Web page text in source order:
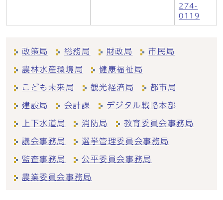
274-
0119
政策局 総務局 財政局 市民局
農林水産環境局 健康福祉局
こども未来局 観光経済局 都市局
建設局 会計課 デジタル戦略本部
上下水道局 消防局 教育委員会事務局
議会事務局 選挙管理委員会事務局
監査事務局 公平委員会事務局
農業委員会事務局